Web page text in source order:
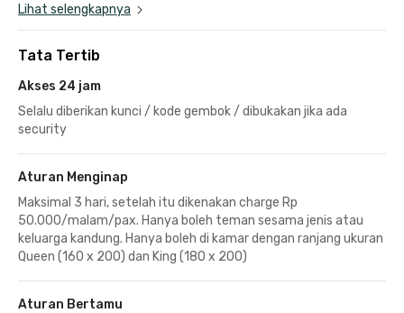
Lihat selengkapnya
Tata Tertib
Akses 24 jam
Selalu diberikan kunci / kode gembok / dibukakan jika ada
security
Aturan Menginap
Maksimal 3 hari, setelah itu dikenakan charge Rp
50.000/malam/pax. Hanya boleh teman sesama jenis atau
keluarga kandung. Hanya boleh di kamar dengan ranjang ukuran
Queen (160 x 200) dan King (180 x 200)
Aturan Bertamu